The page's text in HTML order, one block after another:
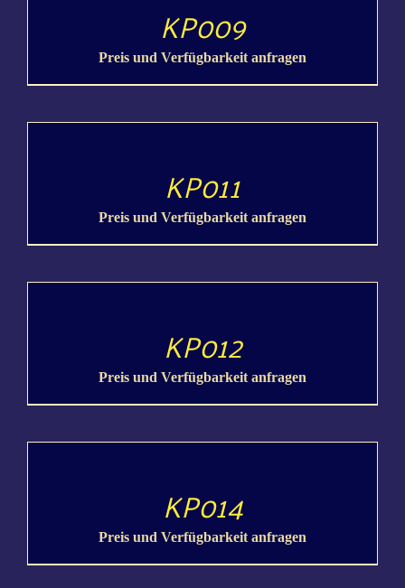
KP009
Preis und Verfügbarkeit anfragen
KP011
Preis und Verfügbarkeit anfragen
KP012
Preis und Verfügbarkeit anfragen
KP014
Preis und Verfügbarkeit anfragen